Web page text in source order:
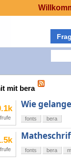
mit bera
Wie
fonts bera
fonts bera